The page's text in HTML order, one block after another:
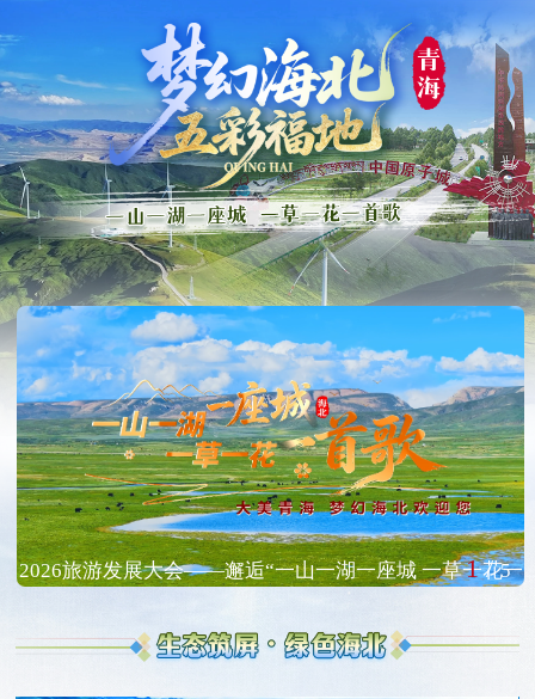
2026旅游发展大会——邂逅“一山一湖一座城 一草一花一
1/5